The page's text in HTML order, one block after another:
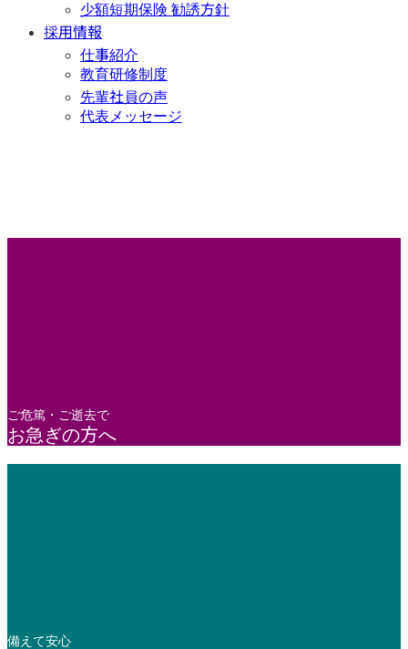
少額短期保険 勧誘方針
採用情報
仕事紹介
教育研修制度
先輩社員の声
代表メッセージ
ご危篤・ご逝去で
お急ぎの方へ
備えて安心